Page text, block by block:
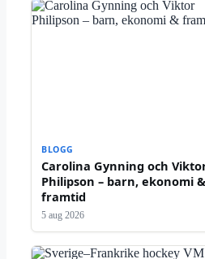
BLOGG
Carolina Gynning och
Philipson – barn, ekonomi &
framtid
5 aug 2026